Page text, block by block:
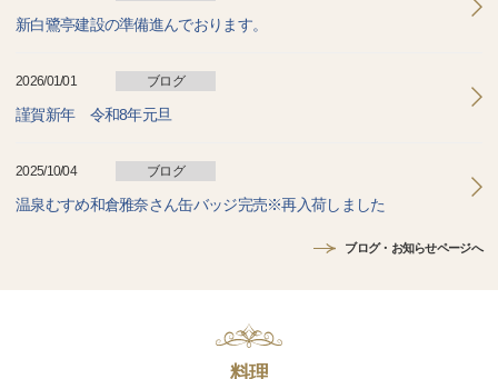
新白鷺亭建設の準備進んでおります。
2026/01/01 ブログ
謹賀新年 令和8年元旦
2025/10/04 ブログ
温泉むすめ和倉雅奈さん缶バッジ完売※再入荷しました
ブログ・お知らせページへ
料理